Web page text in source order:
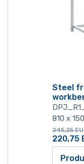
Steel
810 x
245,25
220,75